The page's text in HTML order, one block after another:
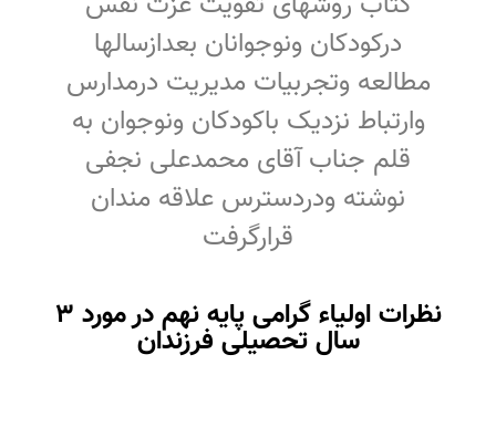
درکودکان ونوجوانان بعدازسالها
مطالعه وتجربیات مدیریت درمدارس
وارتباط نزدیک باکودکان ونوجوان به
قلم جناب آقای محمدعلی نجفی
نوشته ودردسترس علاقه مندان
قرارگرفت
نظرات اولیاء گرامی پایه نهم در مورد 3
سال تحصیلی فرزندان